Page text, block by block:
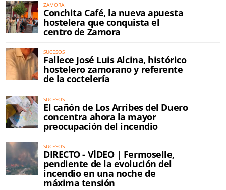
ZAMORA
Conchita Café, la nueva apuesta
hostelera que conquista el
centro de Zamora
SUCESOS
Fallece José Luis Alcina, histórico
hostelero zamorano y referente
de la coctelería
SUCESOS
El cañón de Los Arribes del Duero
concentra ahora la mayor
preocupación del incendio
SUCESOS
DIRECTO - VÍDEO | Fermoselle,
pendiente de la evolución del
incendio en una noche de
máxima tensión